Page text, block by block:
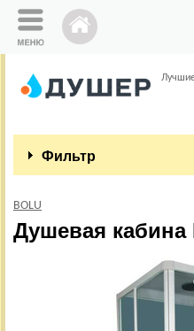
Фильтр
BOLU
Душевая кабина